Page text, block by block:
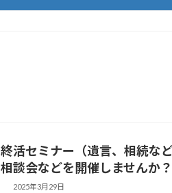
終活セミナー（遺言、相続な
相談会などを開催しませんか？
2025年3月29日